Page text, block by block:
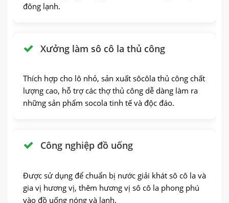
đông lạnh.
Xưởng làm sô cô la thủ công
Thích hợp cho lô nhỏ, sản xuất sôcôla thủ công chất
lượng cao, hỗ trợ các thợ thủ công dễ dàng làm ra
những sản phẩm socola tinh tế và độc đáo.
Công nghiệp đồ uống
Được sử dụng để chuẩn bị nước giải khát sô cô la và
gia vị hương vị, thêm hương vị sô cô la phong phú
vào đồ uống nóng và lạnh.